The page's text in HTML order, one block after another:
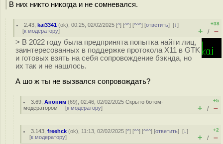
В них никто никогда и не сомневался.
2.43 ,kai3341 (ok), 00:25, 02/02/2025 [^] [^^] [^^^] [ответить][↓]
[к модератору]
+38
+ / –
> В 2022 году была предпринята попытка найти лиц,
заинтересованных в поддержке протокола X11 в GTK
и готовых взять на себя сопровождение бэкнда, но
их так и не нашлось.
А шо ж ты не вызвался сопровождать?
3.69 ,Аноним (69), 02:46, 02/02/2025Скрыто ботом-
модератором [к модератору]
+5
+ / –
3.143 ,freehck (ok), 11:13, 02/02/2025 [^] [^^] [^^^] [ответить][↓]
[к модератору]
+2
+ / –